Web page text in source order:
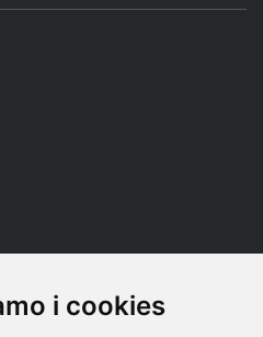
i cookies